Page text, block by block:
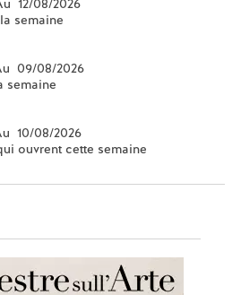
semaine
09/08/2026
semaine
10/08/2026
ouvrent cette semaine